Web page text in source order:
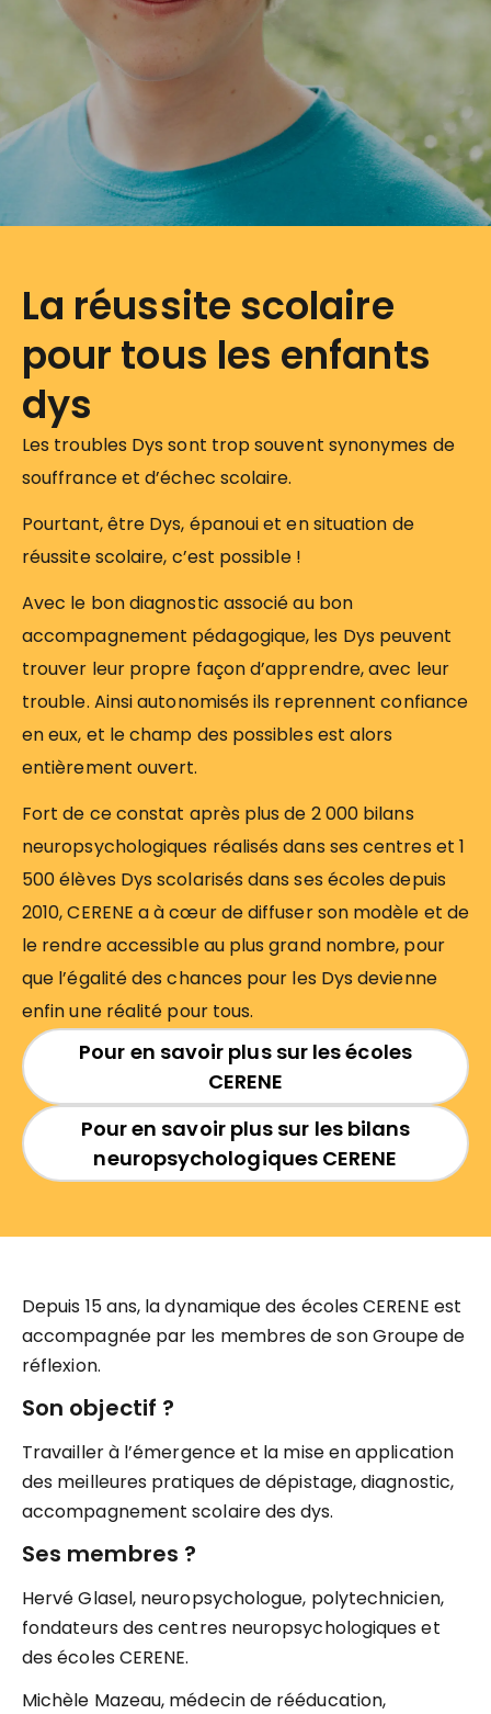
La réussite scolaire
pour tous les enfants
dys
Les troubles Dys sont trop souvent synonymes de
souffrance et d’échec scolaire.
Pourtant, être Dys, épanoui et en situation de
réussite scolaire, c’est possible !
Avec le bon diagnostic associé au bon
accompagnement pédagogique, les Dys peuvent
trouver leur propre façon d’apprendre, avec leur
trouble. Ainsi autonomisés ils reprennent confiance
en eux, et le champ des possibles est alors
entièrement ouvert.
Fort de ce constat après plus de 2 000 bilans
neuropsychologiques réalisés dans ses centres et 1
500 élèves Dys scolarisés dans ses écoles depuis
2010, CERENE a à cœur de diffuser son modèle et de
le rendre accessible au plus grand nombre, pour
que l’égalité des chances pour les Dys devienne
enfin une réalité pour tous.
Pour en savoir plus sur les écoles
CERENE
Pour en savoir plus sur les bilans
neuropsychologiques CERENE
Depuis 15 ans, la dynamique des écoles CERENE est
accompagnée par les membres de son Groupe de
réflexion.
Son objectif ?
Travailler à l’émergence et la mise en application
des meilleures pratiques de dépistage, diagnostic,
accompagnement scolaire des dys.
Ses membres ?
Hervé Glasel, neuropsychologue, polytechnicien,
fondateurs des centres neuropsychologiques et
des écoles CERENE.
Michèle Mazeau, médecin de rééducation,